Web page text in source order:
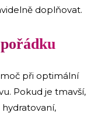
doplňovat.
při optimální
Pokud je tmavší,